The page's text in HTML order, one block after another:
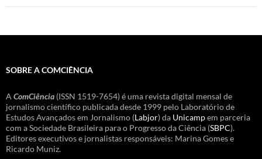
SOBRE A COMCIÊNCIA
A ComCiência (ISSN 1519-7654) é uma revista digital mensal de
jornalismo científico publicada desde 1999 pelo Laboratório de
Estudos Avançados em Jornalismo (Labjor) da Unicampem parceria
com a Sociedade Brasileira para o Progresso da Ciência (SBPC).
Editores executivos e jornalistas responsáveis: Marina Gomes e
Ricardo Muniz.